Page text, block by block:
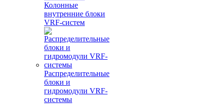
Колонные
внутренние блоки
VRF-систем
Распределительные
блоки и
гидромодули VRF-
системы